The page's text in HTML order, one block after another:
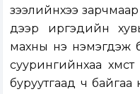
зээлийнхээ зарчмаар
дээр иргэдийн
махны үнэ нэмэгдэж
суурингийнхаа
буруутгаад ч